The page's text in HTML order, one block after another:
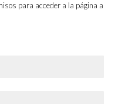
para acceder a la página a